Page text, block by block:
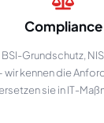
Compliance
BSI-Grundschutz,
wir kennen die
sie in IT-